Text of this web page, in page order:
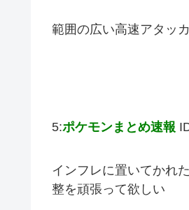
範囲の広い高速アタッ
5:ポケモンまとめ速報
インフレに置いてかれ
整を頑張って欲しい